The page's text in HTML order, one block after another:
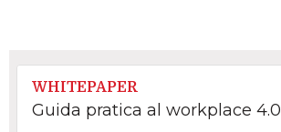
WHITEPAPER
Guida pratica al workplace 4.0